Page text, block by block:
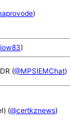
)
)
(@MPSIEMChat)
(@certkznews)